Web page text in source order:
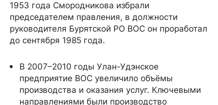
1953 года Смородникова избрали
председателем правления, в должности
руководителя Бурятской РО ВОС он проработал
до сентября 1985 года.
В 2007–2010 годы Улан-Удэнское
предприятие ВОС увеличило объёмы
производства и оказания услуг. Ключевыми
направлениями были производство